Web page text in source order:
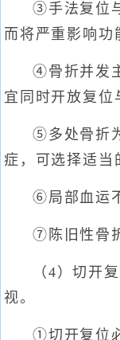
③手法复位
而将严重影响功
④骨折并发
宜同时开放复位
⑤多处骨折
症，可选择适当
⑥局部血运
⑦陈旧性骨
（4）切开
视。
①切开复位